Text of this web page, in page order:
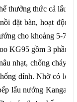
thưởng thức cả lẩu
đặt bàn, hoạt
cho khoảng 5-7
KG95 gồm 3 phần
nhạt, chống cháy
dính. Nhờ có
lẩu nướng